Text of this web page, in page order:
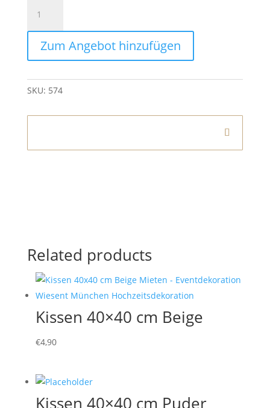
40×40
cm
Anthrazit
quantity
Zum Angebot hinzufügen
SKU: 574
Related products
Kissen 40×40 cm Beige
€4,90
Kissen 40×40 cm Puder